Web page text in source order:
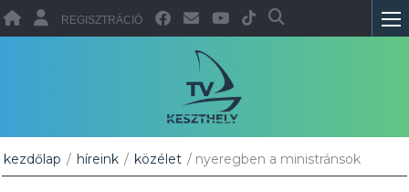
REGISZTRÁCIÓ
kezdőlap / híreink / közélet / nyeregben a ministránsok